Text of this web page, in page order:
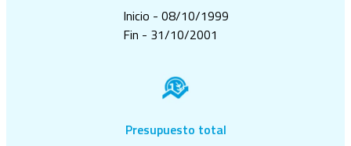
Inicio - 08/10/1999
Fin - 31/10/2001
Presupuesto total